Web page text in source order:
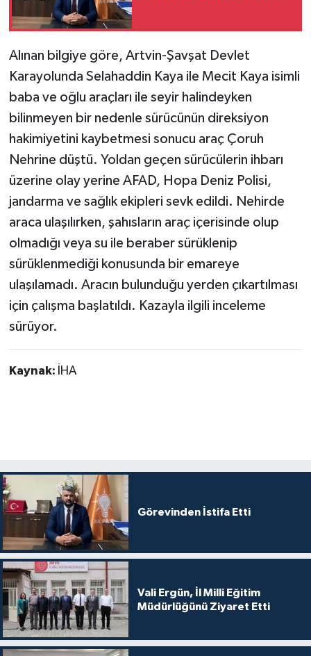
Alınan bilgiye göre, Artvin-Şavşat Devlet
Karayolunda Selahaddin Kaya ile Mecit Kaya isimli
baba ve oğlu araçları ile seyir halindeyken
bilinmeyen bir nedenle sürücünün direksiyon
hakimiyetini kaybetmesi sonucu araç Çoruh
Nehrine düştü. Yoldan geçen sürücülerin ihbarı
üzerine olay yerine AFAD, Hopa Deniz Polisi,
jandarma ve sağlık ekipleri sevk edildi. Nehirde
araca ulaşılırken, şahısların araç içerisinde olup
olmadığı veya su ile beraber sürüklenip
sürüklenmediği konusunda bir emareye
ulaşılamadı. Aracın bulunduğu yerden çıkartılması
için çalışma başlatıldı. Kazayla ilgili inceleme
sürüyor.
Kaynak: İHA
Görevinden İstifa Etti
Vali Ergün, İl Milli Eğitim
Müdürlüğünü Ziyaret Etti